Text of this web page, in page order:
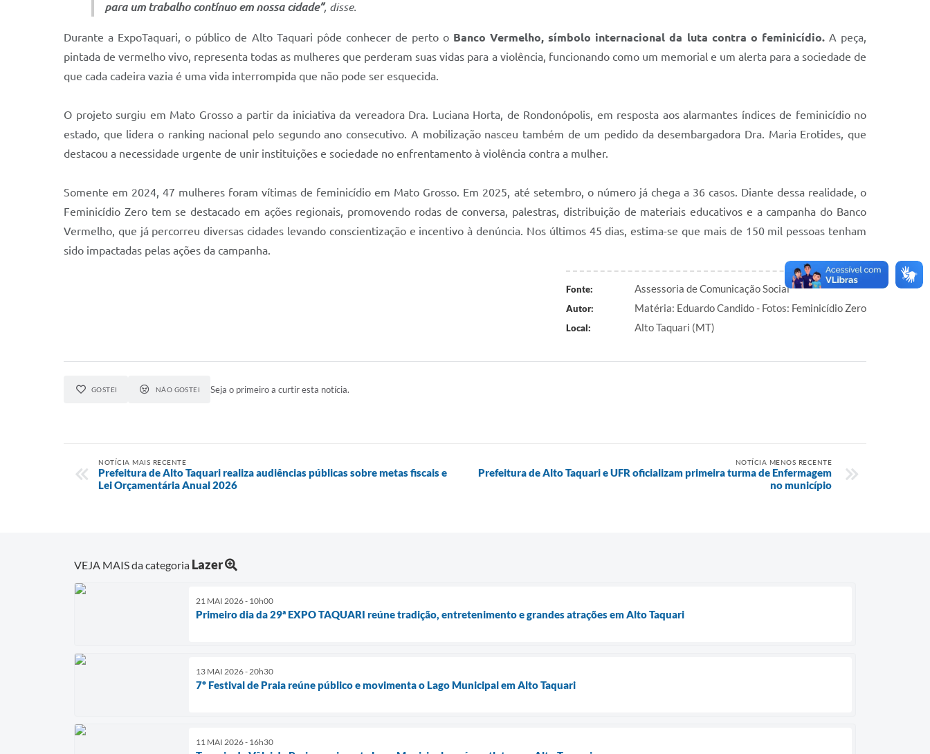
para um trabalho contínuo em nossa cidade”, disse.
Durante a ExpoTaquari, o público de Alto Taquari pôde conhecer de perto o Banco Vermelho, símbolo internacional da luta contra o feminicídio. A peça,
pintada de vermelho vivo, representa todas as mulheres que perderam suas vidas para a violência, funcionando como um memorial e um alerta para a sociedade de
que cada cadeira vazia é uma vida interrompida que não pode ser esquecida.
O projeto surgiu em Mato Grosso a partir da iniciativa da vereadora Dra. Luciana Horta, de Rondonópolis, em resposta aos alarmantes índices de feminicídio no
estado, que lidera o ranking nacional pelo segundo ano consecutivo. A mobilização nasceu também de um pedido da desembargadora Dra. Maria Erotides, que
destacou a necessidade urgente de unir instituições e sociedade no enfrentamento à violência contra a mulher.
Somente em 2024, 47 mulheres foram vítimas de feminicídio em Mato Grosso. Em 2025, até setembro, o número já chega a 36 casos. Diante dessa realidade, o
Feminicídio Zero tem se destacado em ações regionais, promovendo rodas de conversa, palestras, distribuição de materiais educativos e a campanha do Banco
Vermelho, que já percorreu diversas cidades levando conscientização e incentivo à denúncia. Nos últimos 45 dias, estima-se que mais de 150 mil pessoas tenham
sido impactadas pelas ações da campanha.
Fonte: Assessoria de Comunicação Social
Autor: Matéria: Eduardo Candido - Fotos: Feminicídio Zero
Local: Alto Taquari (MT)
GOSTEI NÃO GOSTEI Seja o primeiro a curtir esta notícia.
NOTÍCIA MAIS RECENTE
Prefeitura de Alto Taquari realiza audiências públicas sobre metas fiscais e
Lei Orçamentária Anual 2026
NOTÍCIA MENOS RECENTE
Prefeitura de Alto Taquari e UFR oficializam primeira turma de Enfermagem
no município
VEJA MAIS da categoria Lazer
21 MAI 2026 - 10h00
Primeiro dia da 29ª EXPO TAQUARI reúne tradição, entretenimento e grandes atrações em Alto Taquari
13 MAI 2026 - 20h30
7º Festival de Praia reúne público e movimenta o Lago Municipal em Alto Taquari
11 MAI 2026 - 16h30